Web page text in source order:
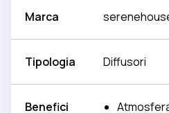
Marca
Tipologia Diffusori
Benefici